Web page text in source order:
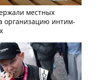
местных
организацию интим-